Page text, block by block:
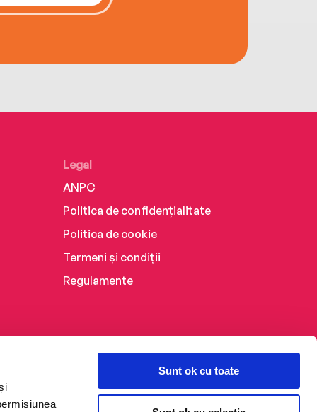
Sunt ok cu toate
Legal
ANPC
Politica de confidențialitate
Politica de cookie
Termeni și condiții
Regulamente